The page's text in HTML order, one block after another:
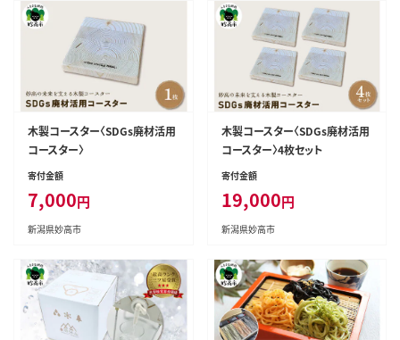
木製コースター〈SDGs廃材活用
コースター〉
寄付金額
7,000円
新潟県妙高市
木製コースター〈SDGs廃材活用
コースター〉4枚セット
寄付金額
19,000円
新潟県妙高市